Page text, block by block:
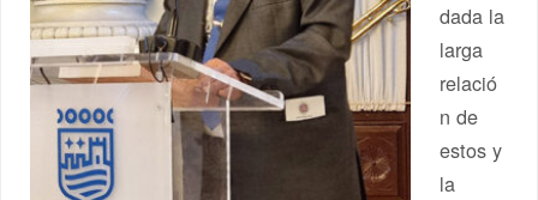
dada la
larga
relació
n de
estos y
la